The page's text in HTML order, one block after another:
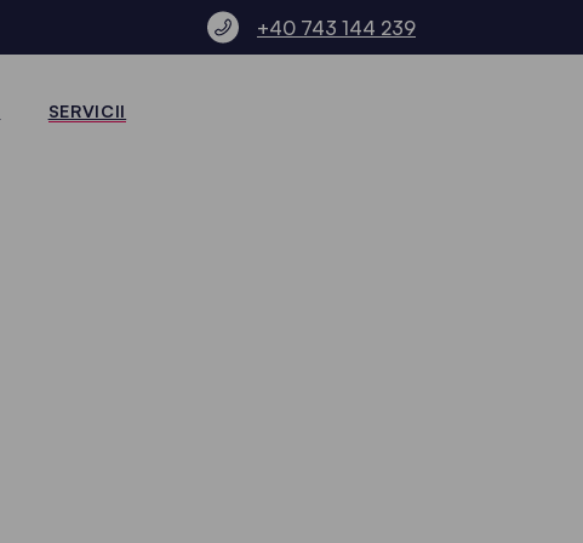
+40 743 144 239
SERVICII